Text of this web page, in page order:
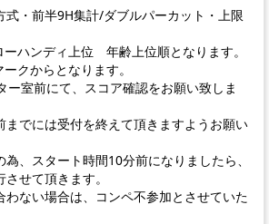
式・前半9H集計/ダブルパーカット・上限
ハンディ上位 年齢上位順となります。
クからとなります。
室前にて、スコア確認をお願い致しま
でには受付を終えて頂きますようお願い
、スタート時間10分前になりましたら、
せて頂きます。
わない場合は、コンペ不参加とさせていた